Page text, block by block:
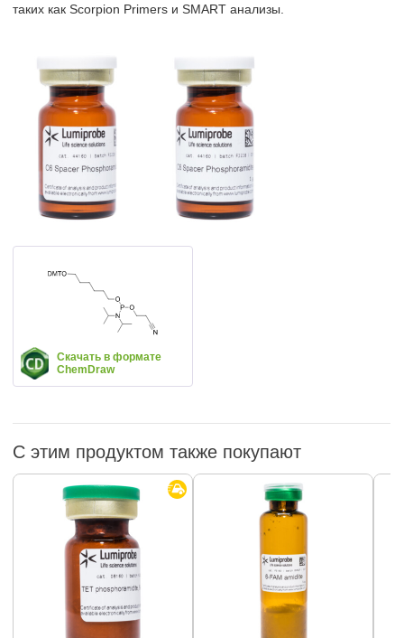
таких как Scorpion Primers и SMART анализы.
Скачать в формате
ChemDraw
С этим продуктом также покупают